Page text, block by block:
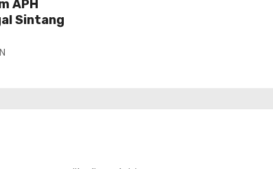
APH
Sintang